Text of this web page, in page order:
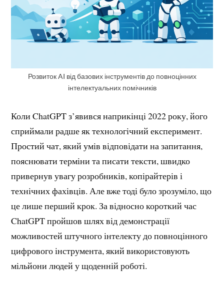
Розвиток AI від базових інструментів до повноцінних
інтелектуальних помічників
Коли ChatGPT з’явився наприкінці 2022 року, його
сприймали радше як технологічний експеримент.
Простий чат, який умів відповідати на запитання,
пояснювати терміни та писати тексти, швидко
привернув увагу розробників, копірайтерів і
технічних фахівців. Але вже тоді було зрозуміло, що
це лише перший крок. За відносно короткий час
ChatGPT пройшов шлях від демонстрації
можливостей штучного інтелекту до повноцінного
цифрового інструмента, який використовують
мільйони людей у щоденній роботі.